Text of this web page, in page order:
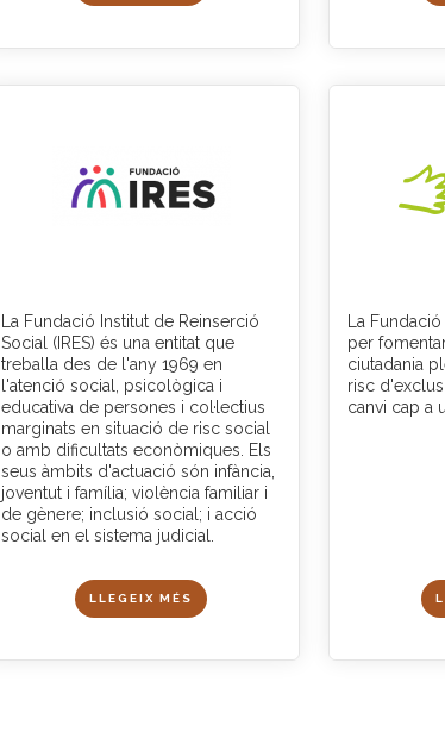
La Fundació Institut de Reinserció
Social (IRES) és una entitat que
treballa des de l'any 1969 en
l'atenció social, psicològica i
educativa de persones i col·lectius
marginats en situació de risc social
o amb dificultats econòmiques. Els
seus àmbits d'actuació són infància,
joventut i família; violència familiar i
de gènere; inclusió social; i acció
social en el sistema judicial.
LLEGEIX MÉS
La
per
ciutadania
risc
canvi cap a